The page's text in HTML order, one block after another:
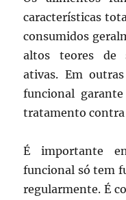
características
consumidos
altos teores de
ativas. Em
funcional
tratamento contra
É importante
funcional só tem
regularmente. É